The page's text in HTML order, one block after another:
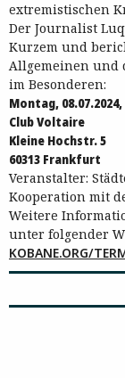
extremistischen
Der Journalist
Kurzem und
Allgemeinen und
im Besonderen:
Montag, 08.07.2024,
Club Voltaire
Kleine Hochstr. 5
60313 Frankfurt
Veranstalter:
Kooperation mit
Weitere
unter folgender
KOBANE.ORG/